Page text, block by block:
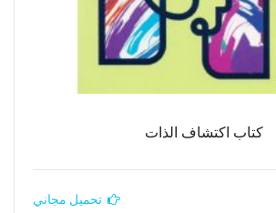
كتاب اكتشاف الذات
تحميل مجاني